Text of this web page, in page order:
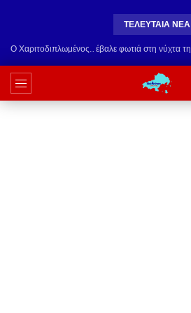
ΤΕΛΕΥΤΑΊΑ ΝΈΑ